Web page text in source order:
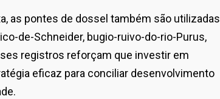
as pontes de dossel também são utilizadas
de-Schneider, bugio-ruivo-do-rio-Purus,
registros reforçam que investir em
eficaz para conciliar desenvolvimento